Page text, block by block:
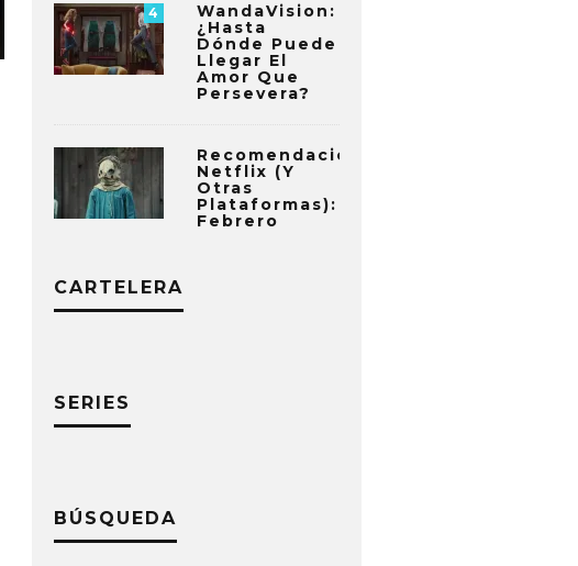
4
WandaVision:
¿Hasta
Dónde Puede
Llegar El
Amor Que
Persevera?
Recomendaciones
Netflix (y
Otras
Plataformas):
Febrero
CARTELERA
SERIES
BÚSQUEDA